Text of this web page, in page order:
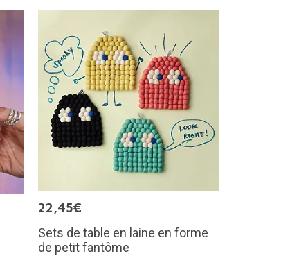
22,45€
Sets de table en laine en forme
de petit fantôme